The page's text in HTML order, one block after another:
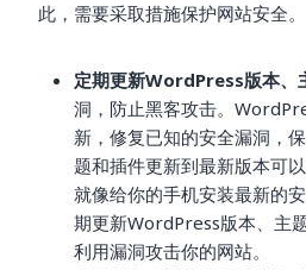
此，需要采取措施保护网站安全。
定期更新WordPress版本、
洞，防止黑客攻击。
新，修复已知的安全漏洞，
题和插件更新到最新版本可
就像给你的手机安装最新的
期更新WordPress版本、主
利用漏洞攻击你的网站。